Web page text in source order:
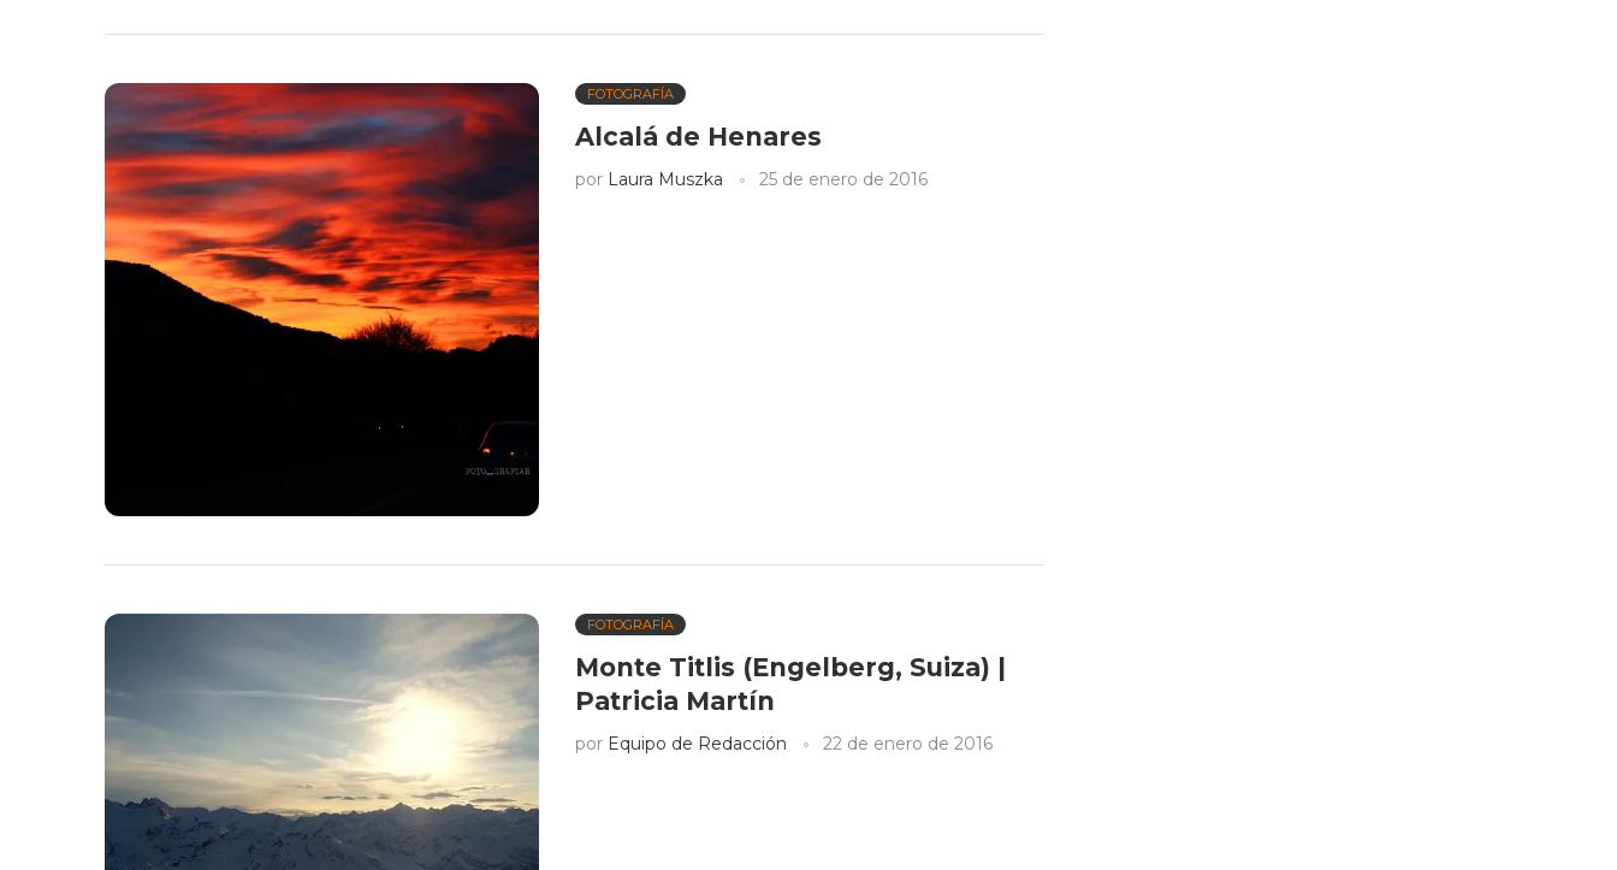
FOTOGRAFÍA
Alcalá de Henares
por Laura Muszka 25 de enero de 2016
FOTOGRAFÍA
Monte Titlis (Engelberg, Suiza) |
Patricia Martín
por Equipo de Redacción 22 de enero de 2016